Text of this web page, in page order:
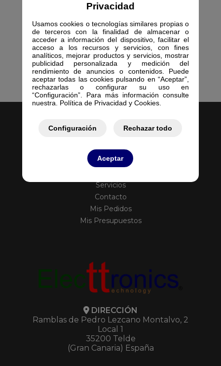
Privacidad
Usamos cookies o tecnologías similares propias o
de terceros con la finalidad de almacenar o
acceder a información del dispositivo, facilitar el
acceso a los recursos y servicios, con fines
analíticos, mejorar productos y servicios, mostrar
publicidad personalizada y medición del
rendimiento de anuncios o contenidos. Puede
aceptar todas las cookies pulsando en “Aceptar”,
rechazarlas o configurar su uso en
“Configuración”. Para más información consulte
nuestra. Política de Privacidad y Cookies.
Configuración Rechazar todo
Aceptar
731073
Inicio
Servicios
Contacto
Mis Pedidos
Mis Presupuestos
DIRECCIÓN
Ramblas de Pedro Lezcano Montalvo, 2
Local 1
35200 Telde
(Gran Canaria) España